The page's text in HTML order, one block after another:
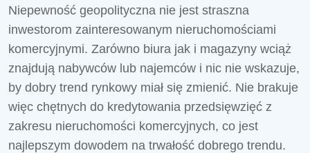
Niepewność geopolityczna nie jest straszna
inwestorom zainteresowanym nieruchomościami
komercyjnymi. Zarówno biura jak i magazyny wciąż
znajdują nabywców lub najemców i nic nie wskazuje,
by dobry trend rynkowy miał się zmienić. Nie brakuje
więc chętnych do kredytowania przedsięwzięć z
zakresu nieruchomości komercyjnych, co jest
najlepszym dowodem na trwałość dobrego trendu.